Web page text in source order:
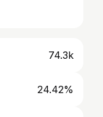
74.3k
24.42%